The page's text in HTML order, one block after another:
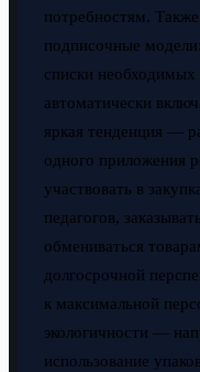
потребностям.
подписочные
списки необходимых
автоматически
яркая тенденция —
одного приложения
участвовать в
педагогов,
обмениваться
долгосрочной
к максимальной
экологичности —
использование